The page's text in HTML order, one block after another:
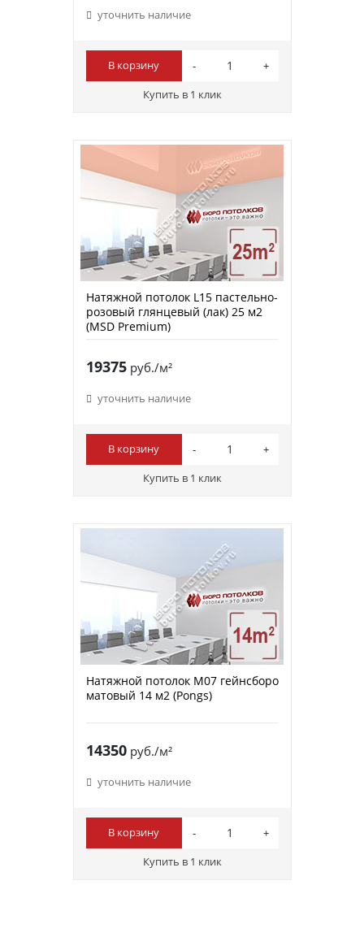
уточнить наличие
В корзину
Купить в 1 клик
Натяжной потолок L15 пастельно-
розовый глянцевый (лак) 25 м2
(MSD Premium)
19375руб./м²
уточнить наличие
В корзину
Купить в 1 клик
Натяжной потолок M07 гейнсборо
матовый 14 м2 (Pongs)
14350руб./м²
уточнить наличие
В корзину
Купить в 1 клик